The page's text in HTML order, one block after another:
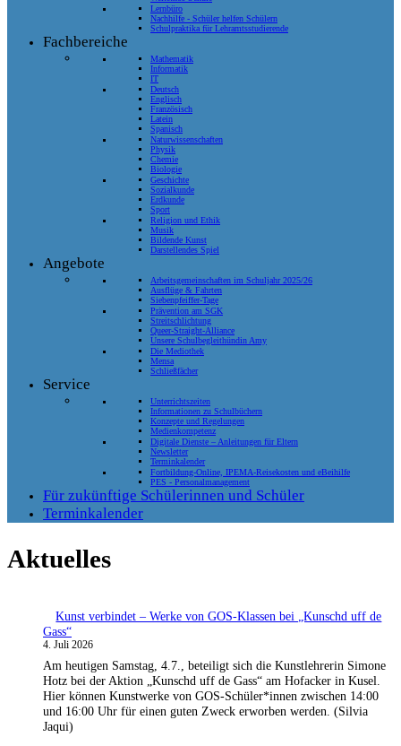
Lernbüro
Nachhilfe - Schüler helfen Schülern
Schulpraktika für Lehramtsstudierende
Fachbereiche
Mathematik
Informatik
IT
Deutsch
Englisch
Französisch
Latein
Spanisch
Naturwissenschaften
Physik
Chemie
Biologie
Geschichte
Sozialkunde
Erdkunde
Sport
Religion und Ethik
Musik
Bildende Kunst
Darstellendes Spiel
Angebote
Arbeitsgemeinschaften im Schuljahr 2025/26
Ausflüge & Fahrten
Siebenpfeiffer-Tage
Prävention am SGK
Streitschlichtung
Queer-Straight-Alliance
Unsere Schulbegleithündin Amy
Die Mediothek
Mensa
Schließfächer
Service
Unterrichtszeiten
Informationen zu Schulbüchern
Konzepte und Regelungen
Medienkompetenz
Digitale Dienste – Anleitungen für Eltern
Newsletter
Terminkalender
Fortbildung-Online, IPEMA-Reisekosten und eBeihilfe
PES - Personalmanagement
Für zukünftige Schülerinnen und Schüler
Terminkalender
Aktuelles
Kunst verbindet – Werke von GOS-Klassen bei „Kunschd uff de
Gass“
4. Juli 2026
Am heutigen Samstag, 4.7., beteiligt sich die Kunstlehrerin Simone
Hotz bei der Aktion „Kunschd uff de Gass“ am Hofacker in Kusel.
Hier können Kunstwerke von GOS-Schüler*innen zwischen 14:00
und 16:00 Uhr für einen guten Zweck erworben werden. (Silvia
Jaqui)